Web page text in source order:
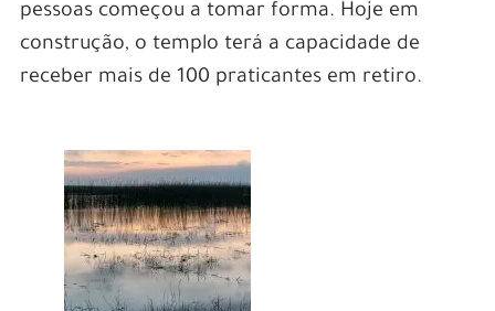
pessoas começou a tomar forma. Hoje em
construção, o templo terá a capacidade de
receber mais de 100 praticantes em retiro.